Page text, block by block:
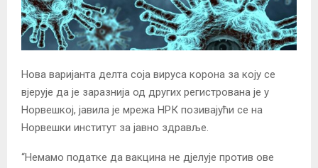
Нова варијанта делта соја вируса корона за коју се
вјерује да је заразнија од других регистрована је у
Норвешкој, јавила је мрежа НРК позивајући се на
Норвешки институт за јавно здравље.
“Немамо податке да вакцина не дјелује против ове